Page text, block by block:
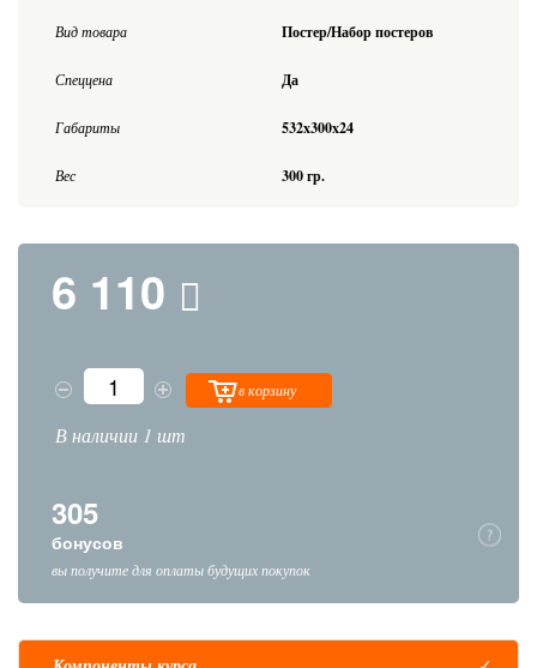
Вид товара Постер/Набор постеров
Спеццена Да
Габариты 532x300x24
Вес 300 гр.
6 110
в корзину
В наличии 1 шт
305
бонусов
вы получите для оплаты будущих покупок